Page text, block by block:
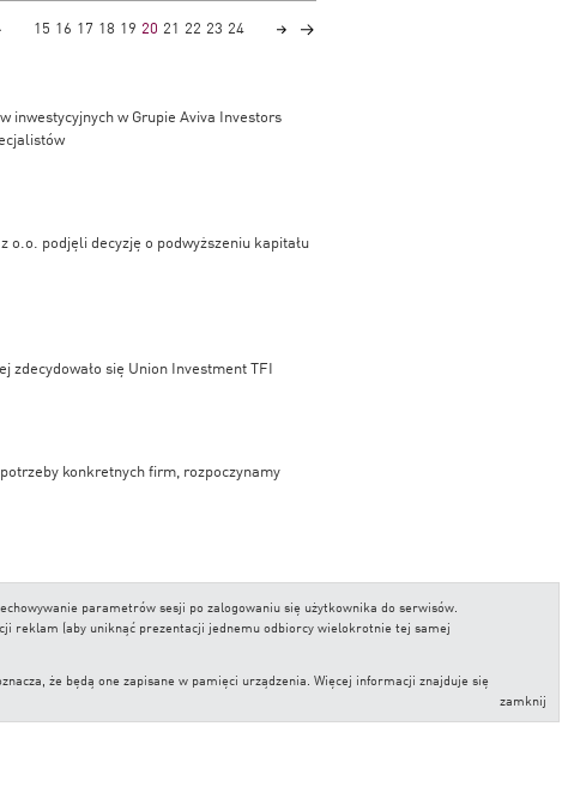
15 16 17 18 19 20 21 22 23 24
inwestycyjnych w Grupie Aviva Investors
o.o. podjęli decyzję o podwyższeniu kapitału
zdecydowało się Union Investment TFI
konkretnych firm, rozpoczynamy
w rankingu Analiz Online w kampanii
parametrów sesji po zalogowaniu się użytkownika do serwisów.
reklam (aby uniknąć prezentacji jednemu odbiorcy wielokrotnie tej samej
że będą one zapisane w pamięci urządzenia. Więcej informacji znajduje się
zamknij